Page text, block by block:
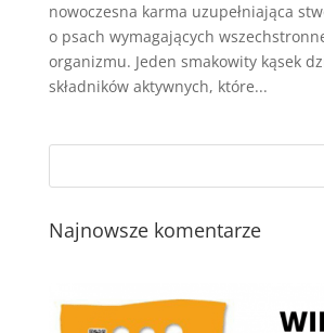
nowoczesna karma uzupełniająca
o psach wymagających
organizmu. Jeden smakowity kąsek
składników aktywnych, które...
Najnowsze komentarze